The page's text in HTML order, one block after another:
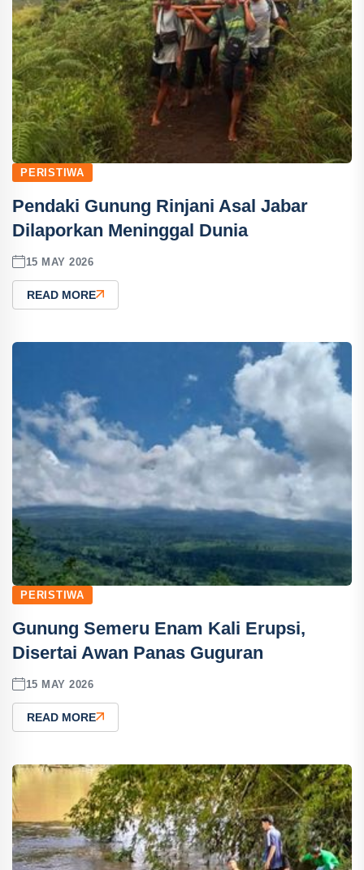
PERISTIWA
Pendaki Gunung Rinjani Asal Jabar
Dilaporkan Meninggal Dunia
15 MAY 2026
READ MORE
PERISTIWA
Gunung Semeru Enam Kali Erupsi,
Disertai Awan Panas Guguran
15 MAY 2026
READ MORE